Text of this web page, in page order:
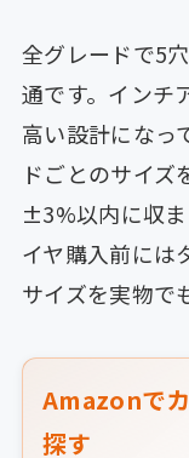
全グレードで5
通です。インチ
高い設計になっ
ドごとのサイ
±3%以内に収
イヤ購入前には
サイズを実物で
Amazonで
探す